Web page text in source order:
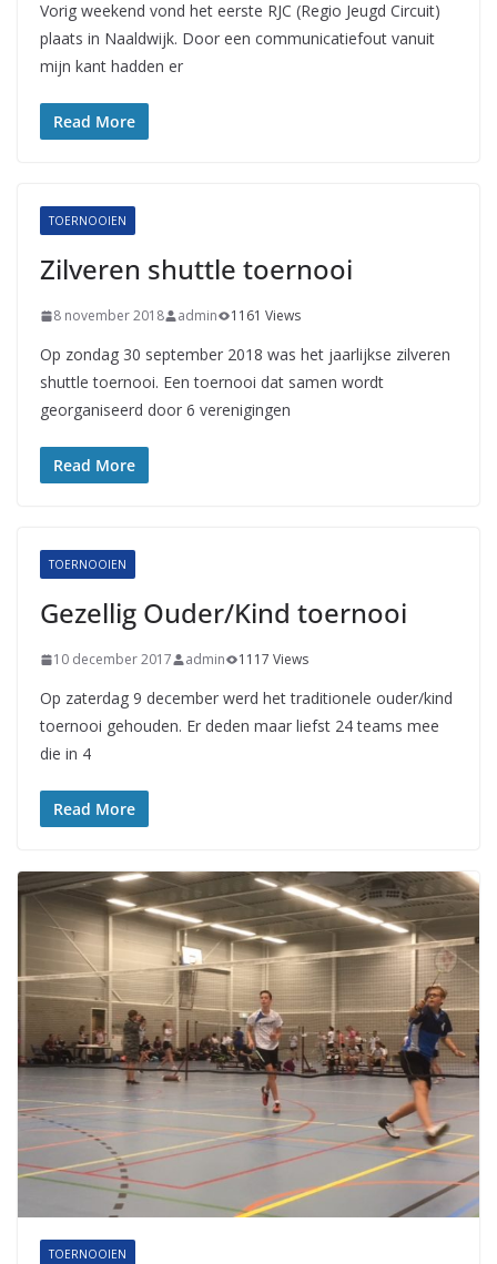
Vorig weekend vond het eerste RJC (Regio Jeugd Circuit)
plaats in Naaldwijk. Door een communicatiefout vanuit
mijn kant hadden er
Read More
TOERNOOIEN
Zilveren shuttle toernooi
8 november 2018 admin 1161 Views
Op zondag 30 september 2018 was het jaarlijkse zilveren
shuttle toernooi. Een toernooi dat samen wordt
georganiseerd door 6 verenigingen
Read More
TOERNOOIEN
Gezellig Ouder/Kind toernooi
10 december 2017 admin 1117 Views
Op zaterdag 9 december werd het traditionele ouder/kind
toernooi gehouden. Er deden maar liefst 24 teams mee
die in 4
Read More
TOERNOOIEN